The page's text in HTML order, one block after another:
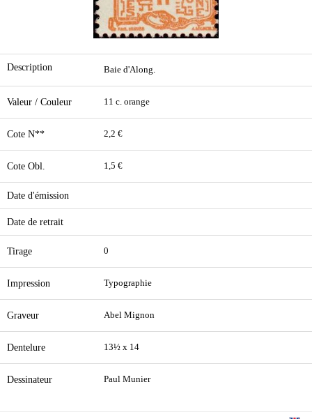
Description Baie d'Along.
Valeur / Couleur 11 c. orange
Cote N** 2,2 €
Cote Obl. 1,5 €
Date d'émission
Date de retrait
Tirage 0
Impression Typographie
Graveur Abel Mignon
Dentelure 13½ x 14
Dessinateur Paul Munier